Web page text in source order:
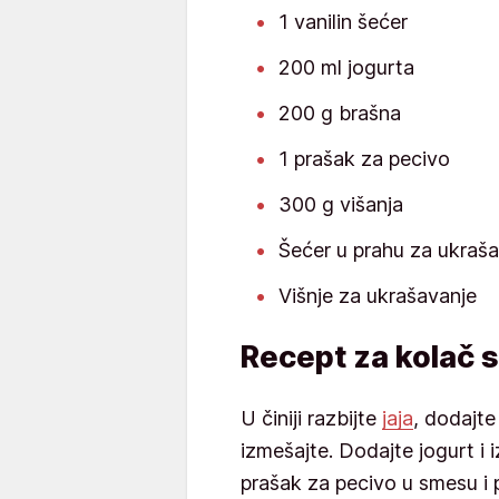
1 vanilin šećer
200 ml jogurta
200 g brašna
1 prašak za pecivo
300 g višanja
Šećer u prahu za
Višnje za ukrašavanje
Recept za kolač
U činiji razbijte jaja,
izmešajte. Dodajte jogurt i
prašak za pecivo u smesu